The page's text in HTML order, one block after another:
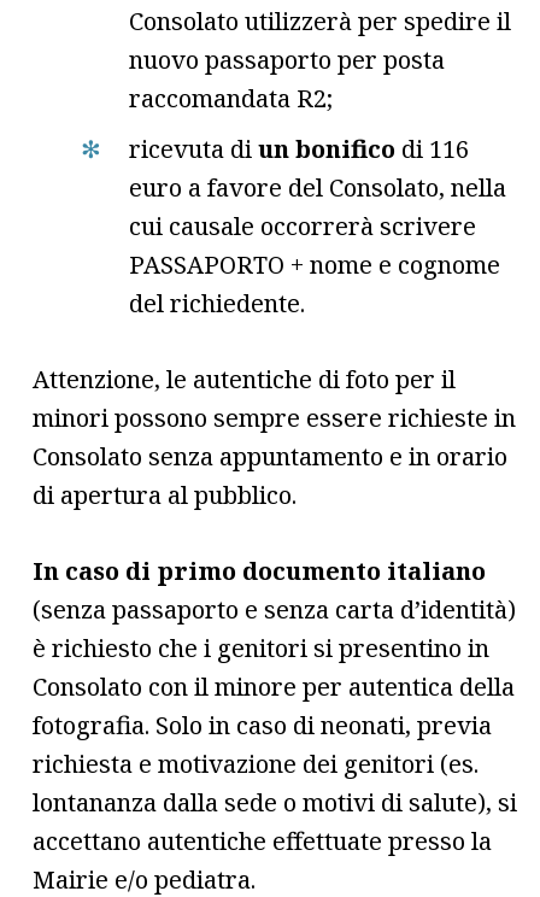
Consolato utilizzerà per spedire il
nuovo passaporto per posta
raccomandata R2;
ricevuta diun bonifico di 116
euro a favore del Consolato, nella
cui causale occorrerà scrivere
PASSAPORTO + nome e cognome
del richiedente.
Attenzione, le autentiche di foto per il
minori possono sempre essere richieste in
Consolato senza appuntamento e in orario
di apertura al pubblico.
In caso di primo documento italiano
(senza passaporto e senza carta d’identità)
è richiesto che i genitori si presentino in
Consolato con il minore per autentica della
fotografia. Solo in caso di neonati, previa
richiesta e motivazione dei genitori (es.
lontananza dalla sede o motivi di salute), si
accettano autentiche effettuate presso la
Mairie e/o pediatra.